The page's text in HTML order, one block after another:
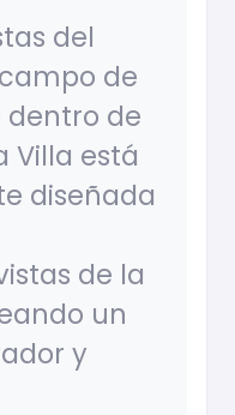
del
de
de
Villa está
diseñada
de la
un
y